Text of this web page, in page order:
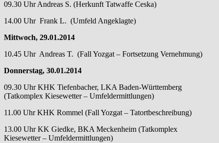
09.30 Uhr Andreas S. (Herkunft Tatwaffe Ceska)
14.00 Uhr Frank L. (Umfeld Angeklagte)
Mittwoch, 29.01.2014
10.45 Uhr Andreas T. (Fall Yozgat – Fortsetzung Vernehmung)
Donnerstag, 30.01.2014
09.30 Uhr KHK Tiefenbacher, LKA Baden-Württemberg
(Tatkomplex Kiesewetter – Umfeldermittlungen)
11.00 Uhr KHK Rommel (Fall Yozgat – Tatortbeschreibung)
13.00 Uhr KK Giedke, BKA Meckenheim (Tatkomplex
Kiesewetter – Umfeldermittlungen)